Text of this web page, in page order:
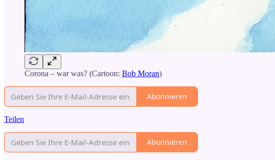
Corona – war was? (Cartoon: Bob Moran)
Abonnieren
Teilen
Abonnieren